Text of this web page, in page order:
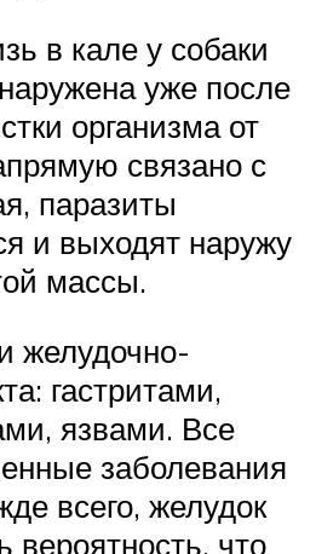
в кале у собаки
уже после
организма от
связано с
паразиты
и выходят наружу
массы.
желудочно-
гастритами,
язвами. Все
заболевания
всего, желудок
вероятность, что